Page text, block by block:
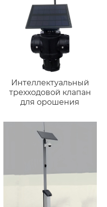
Интеллектуальный
трехходовой клапан
для орошения